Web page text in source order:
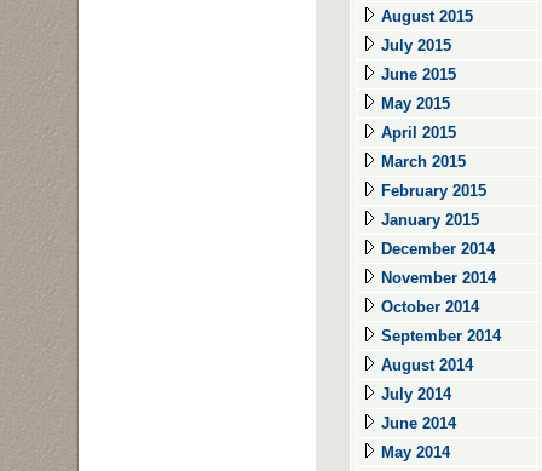
August 2015
July 2015
June 2015
May 2015
April 2015
March 2015
February 2015
January 2015
December 2014
November 2014
October 2014
September 2014
August 2014
July 2014
June 2014
May 2014